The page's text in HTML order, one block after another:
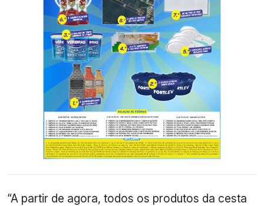
“A partir de agora, todos os produtos da cesta